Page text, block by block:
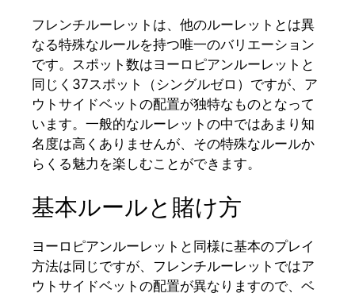
フレンチルーレットは、他のルーレットとは異
なる特殊なルールを持つ唯一のバリエーション
です。スポット数はヨーロピアンルーレットと
同じく37スポット（シングルゼロ）ですが、ア
ウトサイドベットの配置が独特なものとなって
います。一般的なルーレットの中ではあまり知
名度は高くありませんが、その特殊なルールか
らくる魅力を楽しむことができます。
基本ルールと賭け方
ヨーロピアンルーレットと同様に基本のプレイ
方法は同じですが、フレンチルーレットではア
ウトサイドベットの配置が異なりますので、ベ